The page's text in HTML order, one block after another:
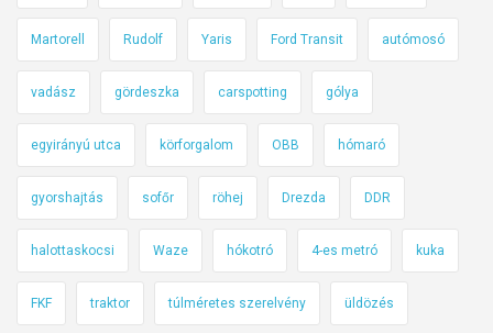
Martorell Rudolf Yaris Ford Transit autómosó
vadász gördeszka carspotting gólya
egyirányú utca körforgalom OBB hómaró
gyorshajtás sofőr röhej Drezda DDR
halottaskocsi Waze hókotró 4-es metró kuka
FKF traktor túlméretes szerelvény üldözés